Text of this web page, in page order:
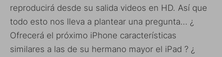
reproducirá desde su salida videos en HD. Así que
todo esto nos lleva a plantear una pregunta… ¿
Ofrecerá el próximo iPhone características
similares a las de su hermano mayor el iPad ? ¿